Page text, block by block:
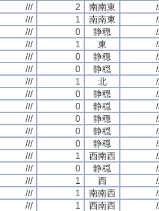
/// 2 南南東
/// 1 南南東
/// 0 静穏
/// 1 東
/// 0 静穏
/// 0 静穏
/// 1 北
/// 0 静穏
/// 0 静穏
/// 0 静穏
/// 0 静穏
/// 0 静穏
/// 1 西南西
/// 0 静穏
/// 1 西
/// 1 南南西
/// 1 西南西